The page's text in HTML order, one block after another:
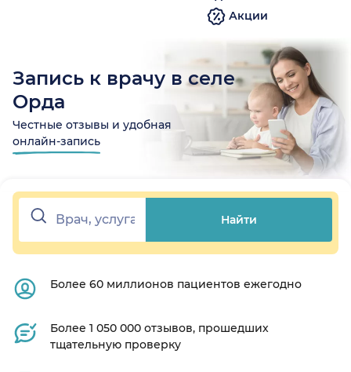
Акции
Запись к врачу в селе
Орда
Честные отзывы и удобная
онлайн-запись
Найти
Более 60 миллионов пациентов ежегодно
Более 1 050 000 отзывов, прошедших
тщательную проверку